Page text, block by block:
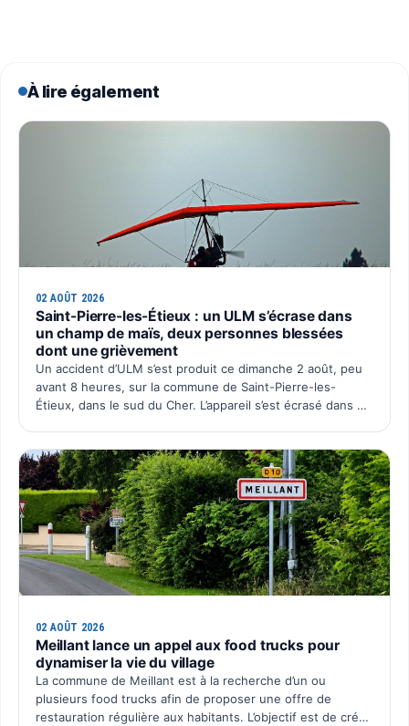
À lire également
02 AOÛT 2026
Saint-Pierre-les-Étieux : un ULM s’écrase dans
un champ de maïs, deux personnes blessées
dont une grièvement
Un accident d’ULM s’est produit ce dimanche 2 août, peu
avant 8 heures, sur la commune de Saint-Pierre-les-
Étieux, dans le sud du Cher. L’appareil s’est écrasé dans un
02 AOÛT 2026
Meillant lance un appel aux food trucks pour
dynamiser la vie du village
La commune de Meillant est à la recherche d’un ou
plusieurs food trucks afin de proposer une offre de
restauration régulière aux habitants. L’objectif est de créer